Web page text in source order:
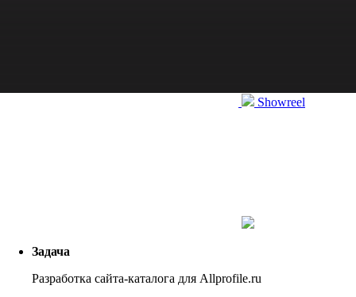
Showreel
Задача
Разработка сайта-каталога для Allprofile.ru